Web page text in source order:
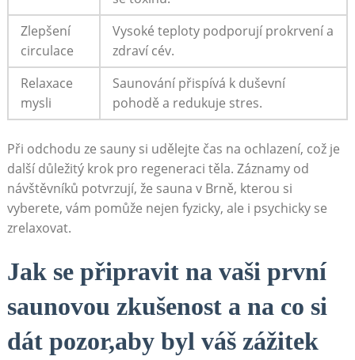
Zlepšení
circulace
Vysoké teploty podporují prokrvení a
zdraví cév.
Relaxace
mysli
Saunování přispívá k duševní
pohodě a redukuje stres.
Při odchodu ze sauny si udělejte čas na ochlazení, což je
další důležitý krok pro regeneraci těla. Záznamy od
návštěvníků potvrzují, že sauna v Brně, kterou si
vyberete, vám pomůže nejen fyzicky, ale i psychicky se
zrelaxovat.
Jak se připravit na vaši první
saunovou zkušenost a na co si
dát pozor,aby byl váš zážitek